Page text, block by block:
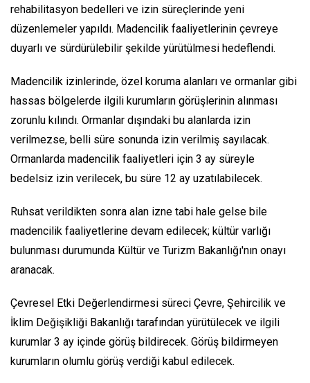
rehabilitasyon bedelleri ve izin süreçlerinde yeni
düzenlemeler yapıldı. Madencilik faaliyetlerinin çevreye
duyarlı ve sürdürülebilir şekilde yürütülmesi hedeflendi.
Madencilik izinlerinde, özel koruma alanları ve ormanlar gibi
hassas bölgelerde ilgili kurumların görüşlerinin alınması
zorunlu kılındı. Ormanlar dışındaki bu alanlarda izin
verilmezse, belli süre sonunda izin verilmiş sayılacak.
Ormanlarda madencilik faaliyetleri için 3 ay süreyle
bedelsiz izin verilecek, bu süre 12 ay uzatılabilecek.
Ruhsat verildikten sonra alan izne tabi hale gelse bile
madencilik faaliyetlerine devam edilecek; kültür varlığı
bulunması durumunda Kültür ve Turizm Bakanlığı'nın onayı
aranacak.
Çevresel Etki Değerlendirmesi süreci Çevre, Şehircilik ve
İklim Değişikliği Bakanlığı tarafından yürütülecek ve ilgili
kurumlar 3 ay içinde görüş bildirecek. Görüş bildirmeyen
kurumların olumlu görüş verdiği kabul edilecek.